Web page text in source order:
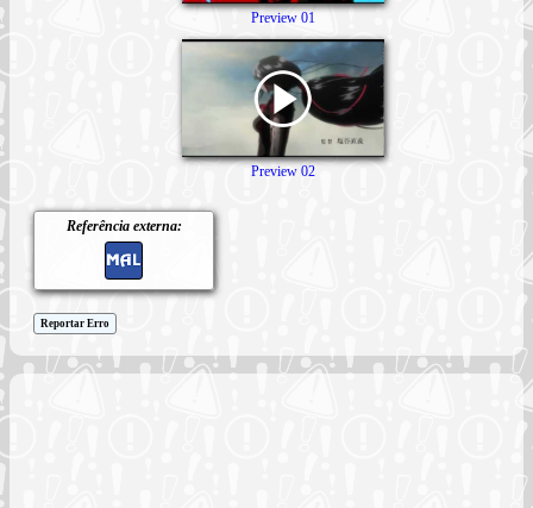
Referência externa:
Preview 01
Preview 02
Reportar Erro